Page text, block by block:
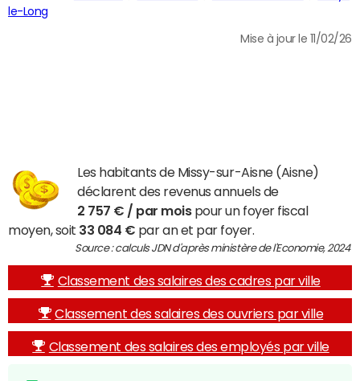
le-Long
Mise à jour le 11/02/26
Les habitants de Missy-sur-Aisne (Aisne)
déclarent des revenus annuels de
2 757 € / par moispour un foyer fiscal
moyen, soit 33 084 € par an et par foyer.
Source : calculs JDN d'après ministère de l'Economie, 2024
Classement des salaires des cadres par ville
Classement des salaires des ouvriers par ville
Classement des salaires des employés par ville